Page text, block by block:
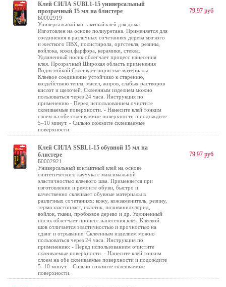
Клей СИЛА SUBL1-15 универсальный
прозрачный 15 мл на блистере
Б0002919
Универсальный контактный клей для дома.
Изготовлен на основе полиуретана. Применяется для
соединения в различных сочетаниях дерева,мягкого
и жесткого ПВХ, полистирола, оргстекла, резины,
войлока, кожи,фарфора, керамики, стекла.
Удлиненный носик облегчает процесс нанесения
клея. Прозрачный Широкая область применения
Водостойкий Склеивает пористые материалы.
Клеевое соединение устойчиво к старению,
воздействию тепла, масел, жиров, слабых растворов
кислот и щелочей. Склеенным изделием можно
пользоваться через 24 часа. Инструкция по
применению - Перед использованием очистите
склеиваемые поверхности. - Нанесите клей тонким
слоем на обе склеиваемые поверхности и подождите
5–10 минут. - Сильно сожмите склеиваемые
поверхности.
79.97 руб
Клей СИЛА SSBL1-15 обувной 15 мл на
блистере
Б0002921
Универсальный контактный клей на основе
синтетического каучука с максимальной
эластичностью клеевого шва. Применяется при
изготовлении и ремонте обуви, быстро и
качественно склеивает обувные материалы в
различных сочетаниях: кожу, кожзаменитель, резину,
термоэластопласт, пластик, поливинилхлорид,
войлок, ткани, пробковое дерево и др. Удлиненный
носик облегчает процесс нанесения клея. Клеевой
шов отличается эластичностью и прочностью на
сдвиг и отрывание. Склеенным изделием можно
пользоваться через 24 часа. Инструкция по
применению: - Перед использованием очистите
склеиваемые поверхности. - Нанесите клей тонким
слоем на обе склеиваемые поверхности и подождите
5–10 минут. - Сильно сожмите склеиваемые
поверхности.
79.97 руб